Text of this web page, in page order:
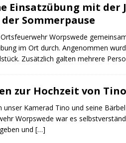
Einsatzübung mit der
Sommerpause
Worpswede
im Ort durch. Angenommen
Zusätzlich galten mehrere
zur Hochzeit von
unser Kamerad Tino und seine
Worpswede war es
und […]